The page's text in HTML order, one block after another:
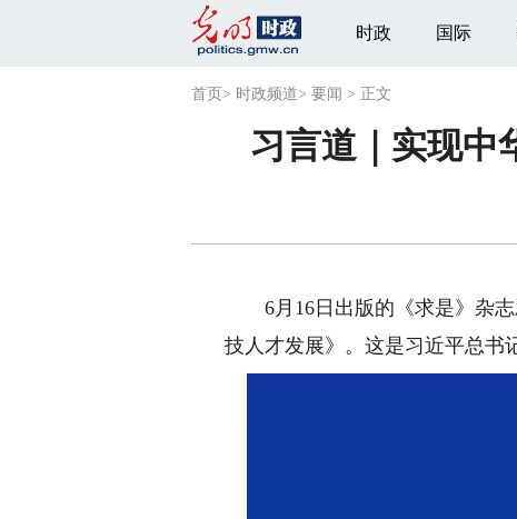
时政 国际
首页 > 时政频道> 要闻 > 正文
习言道｜实现中
6月16日出版的《求是》杂志
技人才发展》。这是习近平总书